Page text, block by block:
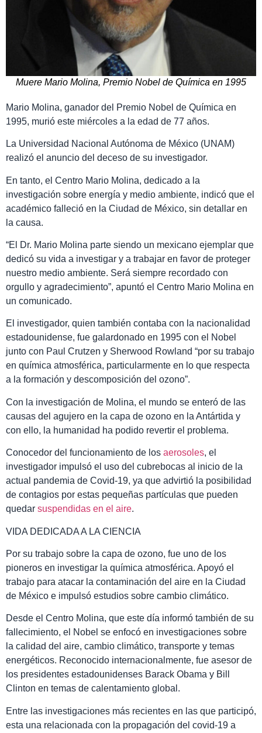
Muere Mario Molina, Premio Nobel de Química en 1995
Mario Molina, ganador del Premio Nobel de Química en
1995, murió este miércoles a la edad de 77 años.
La Universidad Nacional Autónoma de México (UNAM)
realizó el anuncio del deceso de su investigador.
En tanto, el Centro Mario Molina, dedicado a la
investigación sobre energía y medio ambiente, indicó que el
académico falleció en la Ciudad de México, sin detallar en
la causa.
“El Dr. Mario Molina parte siendo un mexicano ejemplar que
dedicó su vida a investigar y a trabajar en favor de proteger
nuestro medio ambiente. Será siempre recordado con
orgullo y agradecimiento”, apuntó el Centro Mario Molina en
un comunicado.
El investigador, quien también contaba con la nacionalidad
estadounidense, fue galardonado en 1995 con el Nobel
junto con Paul Crutzen y Sherwood Rowland “por su trabajo
en química atmosférica, particularmente en lo que respecta
a la formación y descomposición del ozono”.
Con la investigación de Molina, el mundo se enteró de las
causas del agujero en la capa de ozono en la Antártida y
con ello, la humanidad ha podido revertir el problema.
Conocedor del funcionamiento de los aerosoles, el
investigador impulsó el uso del cubrebocas al inicio de la
actual pandemia de Covid-19, ya que advirtió la posibilidad
de contagios por estas pequeñas partículas que pueden
quedar suspendidas en el aire.
VIDA DEDICADA A LA CIENCIA
Por su trabajo sobre la capa de ozono, fue uno de los
pioneros en investigar la química atmosférica. Apoyó el
trabajo para atacar la contaminación del aire en la Ciudad
de México e impulsó estudios sobre cambio climático.
Desde el Centro Molina, que este día informó también de su
fallecimiento, el Nobel se enfocó en investigaciones sobre
la calidad del aire, cambio climático, transporte y temas
energéticos. Reconocido internacionalmente, fue asesor de
los presidentes estadounidenses Barack Obama y Bill
Clinton en temas de calentamiento global.
Entre las investigaciones más recientes en las que participó,
esta una relacionada con la propagación del covid-19 a